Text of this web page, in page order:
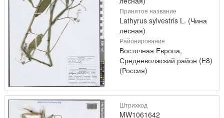
Принятое название
Lathyrus sylvestris L. (Чина
лесная)
Районирование
Восточная Европа,
Средневолжский район (E8)
(Россия)
Штрихкод
MW1061642